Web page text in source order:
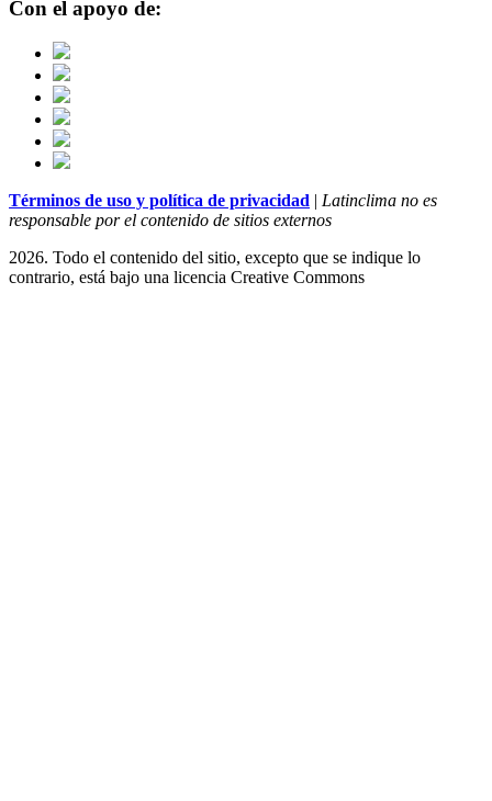
Con el apoyo de:
Términos de uso y política de privacidad | Latinclima no es
responsable por el contenido de sitios externos
2026. Todo el contenido del sitio, excepto que se indique lo
contrario, está bajo una licencia Creative Commons